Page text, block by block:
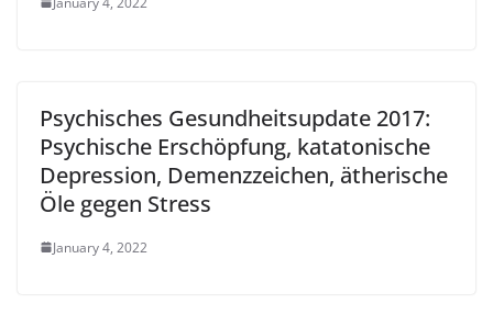
Psychisches Gesundheitsupdate 2017:
Psychische Erschöpfung, katatonische
Depression, Demenzzeichen, ätherische
Öle gegen Stress
January 4, 2022